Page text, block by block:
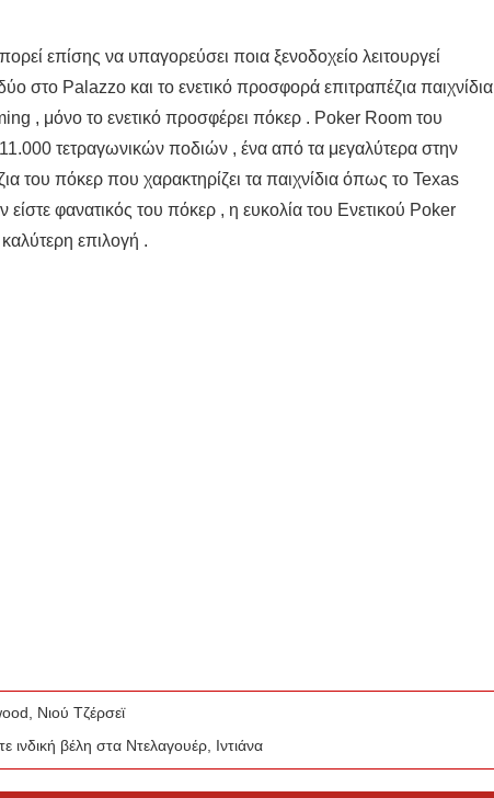
επίσης να υπαγορεύσει ποια ξενοδοχείο λειτουργεί
στο Palazzo και το ενετικό προσφορά επιτραπέζια παιχνίδια
, μόνο το ενετικό προσφέρει πόκερ . Poker Room του
τετραγωνικών ποδιών , ένα από τα μεγαλύτερα στην
του πόκερ που χαρακτηρίζει τα παιχνίδια όπως το Texas
φανατικός του πόκερ , η ευκολία του Ενετικού Poker
επιλογή .
Νιού Τζέρσεϊ
ινδική βέλη στα Ντελαγουέρ, Ιντιάνα